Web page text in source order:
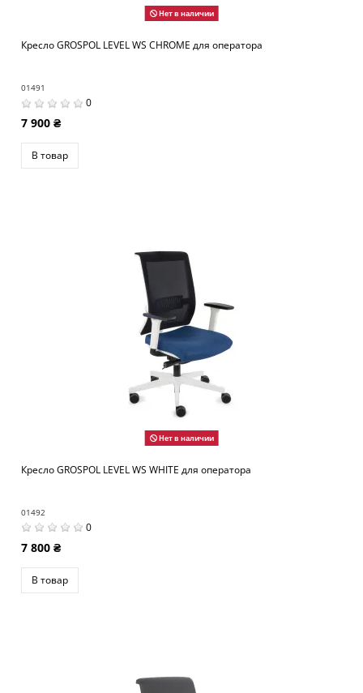
Нет в наличии
Кресло GROSPOL LEVEL WS CHROME для оператора
01491
0
7 900 ₴
В товар
Нет в наличии
Кресло GROSPOL LEVEL WS WHITE для оператора
01492
0
7 800 ₴
В товар